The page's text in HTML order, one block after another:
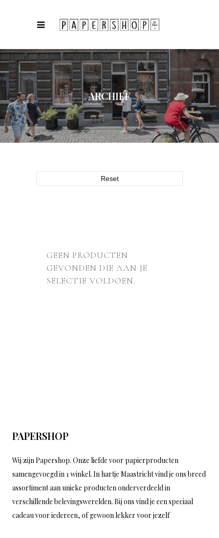
ARCHIEF
Reset
GEEN PRODUCTEN
GEVONDEN DIE AAN JE
SELECTIE VOLDOEN.
PAPERSHOP
Wij zijn Papershop. Onze liefde voor papierproducten
samengevoegd in 1 winkel. In hartje Maastricht vind je ons breed
assortiment aan unieke producten onderverdeeld in
verschillende belevingswerelden. Bij ons vind je een speciaal
cadeau voor iedereen, of gewoon lekker voor jezelf